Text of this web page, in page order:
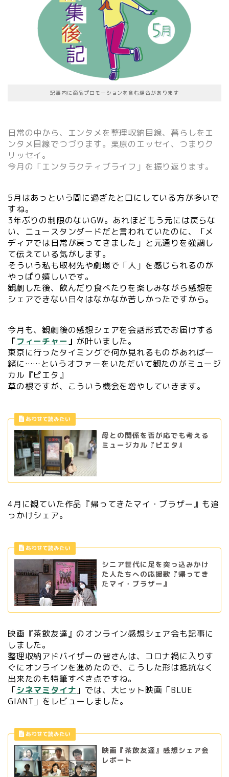
記事内に商品プロモーションを含む場合があります
日常の中から、エンタメを整理収納目線、暮らしをエ
ンタメ目線でつづります。栗原のエッセイ、つまりク
リッセイ。
今月の「エンタラクティブライフ」を振り返ります。
5月はあっという間に過ぎたと口にしている方が多いで
すね。
3年ぶりの制限のないGW。あれほどもう元には戻らな
い、ニュースタンダードだと言われていたのに、「メ
ディアでは日常が戻ってきました」と元通りを強調し
て伝えている気がします。
そういう私も取材先や劇場で「人」を感じられるのが
やっぱり嬉しいです。
観劇した後、飲んだり食べたりを楽しみながら感想を
シェアできない日々はなかなか苦しかったですから。
今月も、観劇後の感想シェアを会話形式でお届けする
「フィーチャー 」 が叶いました。
東京に行ったタイミングで何か見れるものがあれば一
緒に……というオファーをいただいて観たのがミュージ
カル『ピエタ』
草の根ですが、こういう機会を増やしていきます。
母との関係を否が応でも考える
ミュージカル『ピエタ』
4月に観ていた作品『帰ってきたマイ・ブラザー』も追
っかけシェア。
シニア世代に足を突っ込みかけ
た人たちへの応援歌『帰ってき
たマイ・ブラザー』
映画『茶飲友達』のオンライン感想シェア会も記事に
しました。
整理収納アドバイザーの皆さんは、コロナ禍に入りす
ぐにオンラインを進めたので、こうした形は抵抗なく
出来たのも特筆すべき点ですね。
「シネマミタイナ 」では、大ヒット映画「BLUE
GIANT」をレビューしました。
映画『茶飲友達』感想シェア会
レポート